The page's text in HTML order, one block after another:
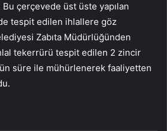
çerçevede üst üste yapılan
tespit edilen ihlallere göz
Zabıta Müdürlüğünden
tekerrürü tespit edilen 2 zincir
süre ile mühürlenerek faaliyetten